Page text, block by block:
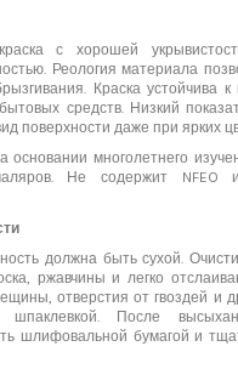
краска с хорошей
Реология материала
Краска устойчива к
средств. Низкий
поверхности даже при ярких
основании многолетнего
Не содержит NFEO и
должна быть сухой.
ржавчины и легко
отверстия от гвоздей и
шпаклевкой. После
шлифовальной бумагой и